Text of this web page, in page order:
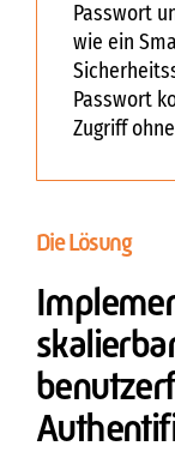
Passwort
wie ein
Passwort
Zugriff
Die Lösung